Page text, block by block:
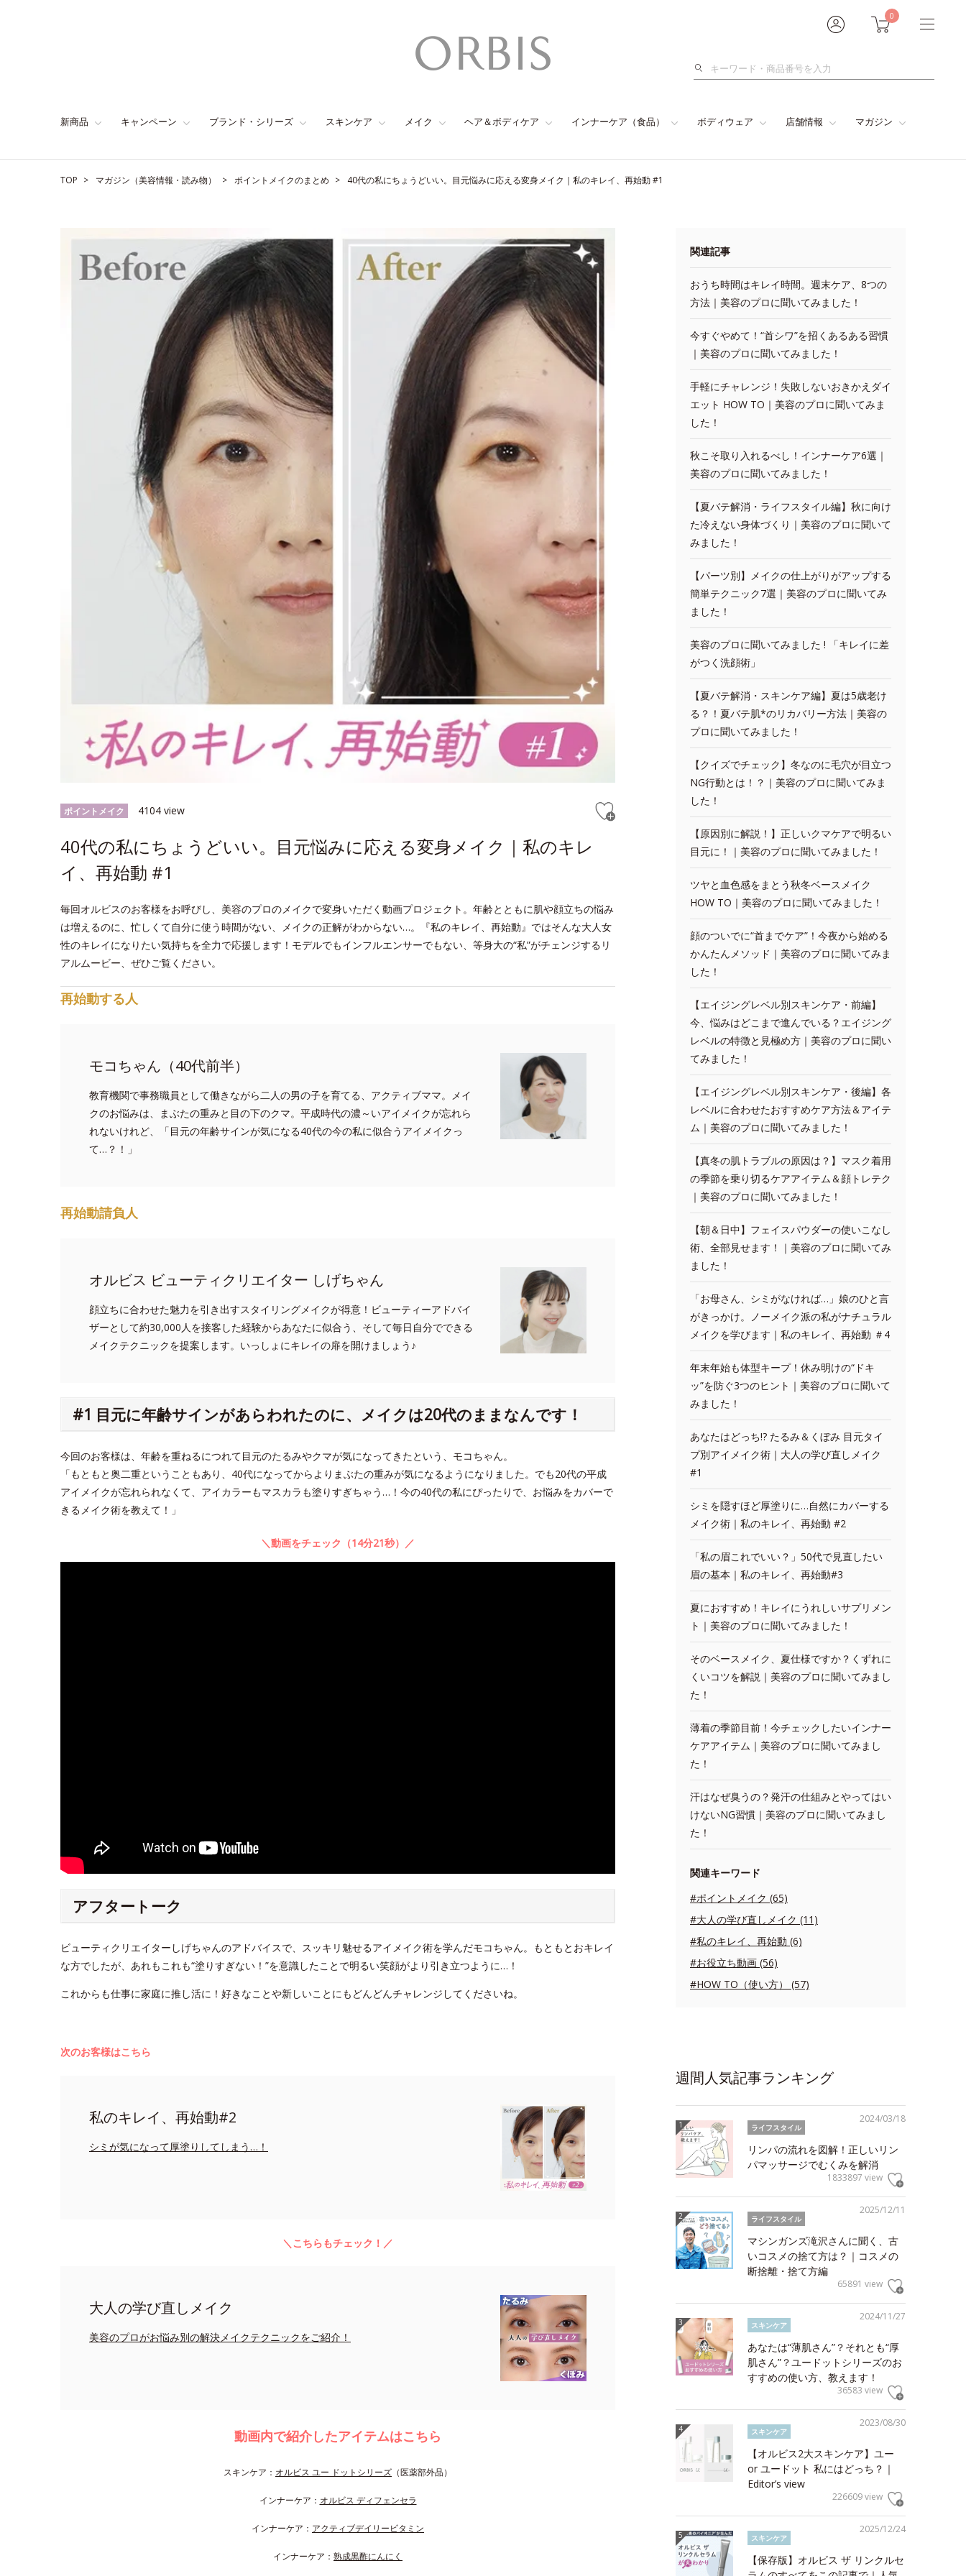
0
検
新商品 キャンペーン ブランド・シリーズ スキンケア メイク ヘア＆ボディケア インナーケア（食品） ボディウェア 店舗情報 マガジン
TOP マガジン（美容情報・読み物） ポイントメイクのまとめ 40代の私にちょうどいい。目元悩みに応える変身メイク｜私のキレイ、再始動 #1
ポイントメイク 4104 view
40代の私にちょうどいい。目元悩みに応える変身メイク｜私のキレ
イ、再始動 #1
毎回オルビスのお客様をお呼びし、美容のプロのメイクで変身いただく動画プロジェクト。年齢とともに肌や顔立ちの悩み
は増えるのに、忙しくて自分に使う時間がない、メイクの正解がわからない…。『私のキレイ、再始動』ではそんな大人女
性のキレイになりたい気持ちを全力で応援します！モデルでもインフルエンサーでもない、等身大の“私”がチェンジするリ
アルムービー、ぜひご覧ください。
再始動する人
モコちゃん（40代前半）
教育機関で事務職員として働きながら二人の男の子を育てる、アクティブママ。メイ
クのお悩みは、まぶたの重みと目の下のクマ。平成時代の濃～いアイメイクが忘れら
れないけれど、「目元の年齢サインが気になる40代の今の私に似合うアイメイクっ
て…？！」
再始動請負人
オルビス ビューティクリエイター しげちゃん
顔立ちに合わせた魅力を引き出すスタイリングメイクが得意！ビューティーアドバイ
ザーとして約30,000人を接客した経験からあなたに似合う、そして毎日自分でできる
メイクテクニックを提案します。いっしょにキレイの扉を開けましょう♪
#1 目元に年齢サインがあらわれたのに、メイクは20代のままなんです！
今回のお客様は、年齢を重ねるにつれて目元のたるみやクマが気になってきたという、モコちゃん。
「もともと奥二重ということもあり、40代になってからよりまぶたの重みが気になるようになりました。でも20代の平成
アイメイクが忘れられなくて、アイカラーもマスカラも塗りすぎちゃう…！今の40代の私にぴったりで、お悩みをカバーで
きるメイク術を教えて！」
＼動画をチェック（14分21秒）／
アフタートーク
ビューティクリエイターしげちゃんのアドバイスで、スッキリ魅せるアイメイク術を学んだモコちゃん。もともとおキレイ
な方でしたが、あれもこれも“塗りすぎない！”を意識したことで明るい笑顔がより引き立つように…！
これからも仕事に家庭に推し活に！好きなことや新しいことにもどんどんチャレンジしてくださいね。
次のお客様はこちら
私のキレイ、再始動#2
シミが気になって厚塗りしてしまう…！
＼こちらもチェック！／
大人の学び直しメイク
美容のプロがお悩み別の解決メイクテクニックをご紹介！
動画内で紹介したアイテムはこちら
スキンケア： オルビス ユー ドットシリーズ （医薬部外品）
インナーケア： オルビス ディフェンセラ
インナーケア： アクティブデイリービタミン
インナーケア： 熟成黒酢にんにく
関連記事
おうち時間はキレイ時間。週末ケア、8つの
方法｜美容のプロに聞いてみました！
今すぐやめて！“首シワ”を招くあるある習慣
｜美容のプロに聞いてみました！
手軽にチャレンジ！失敗しないおきかえダイ
エット HOW TO｜美容のプロに聞いてみま
した！
秋こそ取り入れるべし！インナーケア6選｜
美容のプロに聞いてみました！
【夏バテ解消・ライフスタイル編】秋に向け
た冷えない身体づくり｜美容のプロに聞いて
みました！
【パーツ別】メイクの仕上がりがアップする
簡単テクニック7選｜美容のプロに聞いてみ
ました！
美容のプロに聞いてみました ! 「キレイに差
がつく洗顔術」
【夏バテ解消・スキンケア編】夏は5歳老け
る？！夏バテ肌*のリカバリー方法｜美容の
プロに聞いてみました！
【クイズでチェック】冬なのに毛穴が目立つ
NG行動とは！？｜美容のプロに聞いてみま
した！
【原因別に解説！】正しいクマケアで明るい
目元に！｜美容のプロに聞いてみました！
ツヤと血色感をまとう秋冬ベースメイク
HOW TO｜美容のプロに聞いてみました！
顔のついでに“首までケア”！今夜から始める
かんたんメソッド｜美容のプロに聞いてみま
した！
【エイジングレベル別スキンケア・前編】
今、悩みはどこまで進んでいる？エイジング
レベルの特徴と見極め方｜美容のプロに聞い
てみました！
【エイジングレベル別スキンケア・後編】各
レベルに合わせたおすすめケア方法＆アイテ
ム｜美容のプロに聞いてみました！
【真冬の肌トラブルの原因は？】マスク着用
の季節を乗り切るケアアイテム＆顔トレテク
｜美容のプロに聞いてみました！
【朝＆日中】フェイスパウダーの使いこなし
術、全部見せます！｜美容のプロに聞いてみ
ました！
「お母さん、シミがなければ…」娘のひと言
がきっかけ。ノーメイク派の私がナチュラル
メイクを学びます｜私のキレイ、再始動 ＃4
年末年始も体型キープ！休み明けの“ドキ
ッ”を防ぐ3つのヒント｜美容のプロに聞いて
みました！
あなたはどっち!? たるみ＆くぼみ 目元タイ
プ別アイメイク術｜大人の学び直しメイク
#1
シミを隠すほど厚塗りに…自然にカバーする
メイク術｜私のキレイ、再始動 #2
「私の眉これでいい？」50代で見直したい
眉の基本｜私のキレイ、再始動#3
夏におすすめ！キレイにうれしいサプリメン
ト｜美容のプロに聞いてみました！
そのベースメイク、夏仕様ですか？くずれに
くいコツを解説｜美容のプロに聞いてみまし
た！
薄着の季節目前！今チェックしたいインナー
ケアアイテム｜美容のプロに聞いてみまし
た！
汗はなぜ臭うの？発汗の仕組みとやってはい
けないNG習慣｜美容のプロに聞いてみまし
た！
関連キーワード
#ポイントメイク (65)
#大人の学び直しメイク (11)
#私のキレイ、再始動 (6)
#お役立ち動画 (56)
#HOW TO（使い方） (57)
週間人気記事ランキング
2024/03/18
ライフスタイル
リンパの流れを図解！正しいリン
パマッサージでむくみを解消
1833897 view
2025/12/11
ライフスタイル
マシンガンズ滝沢さんに聞く、古
いコスメの捨て方は？｜コスメの
断捨離・捨て方編
65891 view
2024/11/27
スキンケア
あなたは“薄肌さん”？それとも“厚
肌さん”？ユードットシリーズのお
すすめの使い方、教えます！
36583 view
2023/08/30
スキンケア
【オルビス2大スキンケア】ユー
or ユードット 私にはどっち？｜
Editor’s view
226609 view
2025/12/24
スキンケア
【保存版】オルビス ザ リンクルセ